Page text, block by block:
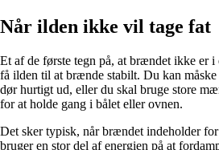
Når ilden ikke vil tage fat
Et af de første tegn på, at brændet ikke er i
få ilden til at brænde stabilt. Du kan
dør hurtigt ud, eller du skal bruge store
for at holde gang i bålet eller ovnen.
Det sker typisk, når brændet indeholder
bruger en stor del af energien på at